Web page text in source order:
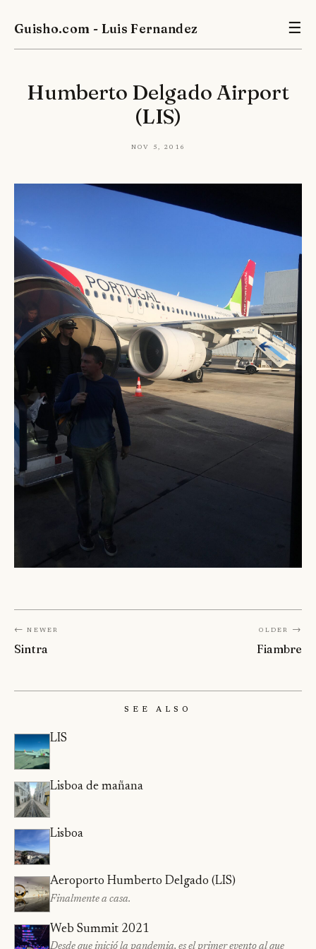
Guisho.com - Luis Fernandez ☰
Humberto Delgado Airport
(LIS)
Nov 5, 2016
← Newer
Sintra
Older →
Fiambre
See Also
LIS
Lisboa de mañana
Lisboa
Aeroporto Humberto Delgado (LIS)
Finalmente a casa.
Web Summit 2021
Desde que inició la pandemia, es el primer evento al que